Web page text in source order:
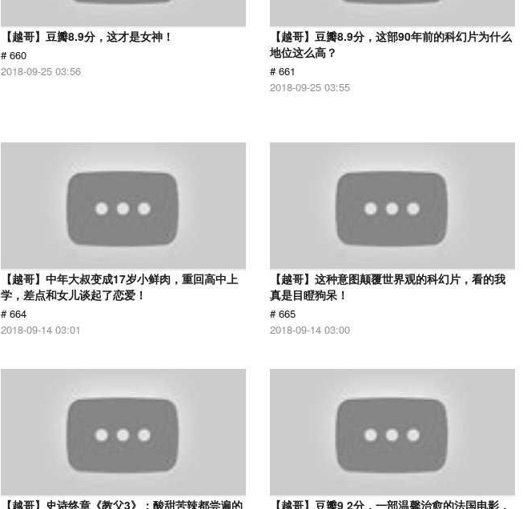
【越哥】豆瓣8.9分，这才是女神！
# 660
2018-09-25 03:56
【越哥】豆瓣8.9分，这部90年前的科幻片为什么
地位这么高？
# 661
2018-09-25 03:55
【越哥】中年大叔变成17岁小鲜肉，重回高中上
学，差点和女儿谈起了恋爱！
# 664
2018-09-14 03:01
【越哥】这种意图颠覆世界观的科幻片，看的我
真是目瞪狗呆！
# 665
2018-09-14 03:00
【越哥】史诗终章《教父3》：酸甜苦辣都尝遍的
【越哥】豆瓣9 2分，一部温馨治愈的法国电影，